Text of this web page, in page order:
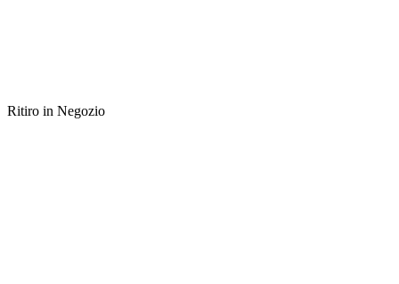
Ritiro in Negozio